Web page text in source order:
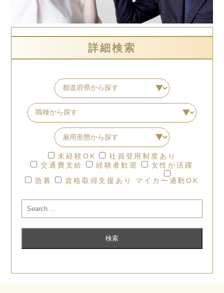
詳細検索
未経験OK
社員登用制度あり
交通費支給
経験者歓迎
女性が活躍
急募
資格取得支援あり マイカー通勤OK